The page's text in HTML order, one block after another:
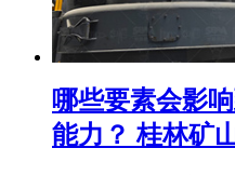
哪些要素会影
能力？ 桂林矿